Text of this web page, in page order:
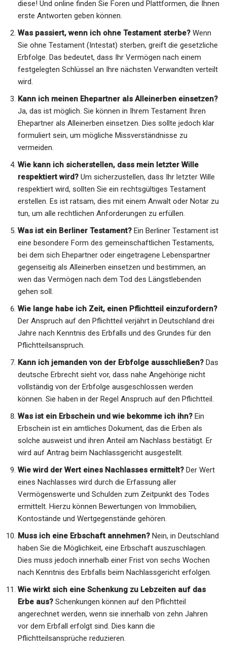
diese! Und online finden Sie Foren und Plattformen, die Ihnen
erste Antworten geben können.
Was passiert, wenn ich ohne Testament sterbe? Wenn
Sie ohne Testament (Intestat) sterben, greift die gesetzliche
Erbfolge. Das bedeutet, dass Ihr Vermögen nach einem
festgelegten Schlüssel an Ihre nächsten Verwandten verteilt
wird.
Kann ich meinen Ehepartner als Alleinerben einsetzen?
Ja, das ist möglich. Sie können in Ihrem Testament Ihren
Ehepartner als Alleinerben einsetzen. Dies sollte jedoch klar
formuliert sein, um mögliche Missverständnisse zu
vermeiden.
Wie kann ich sicherstellen, dass mein letzter Wille
respektiert wird? Um sicherzustellen, dass Ihr letzter Wille
respektiert wird, sollten Sie ein rechtsgültiges Testament
erstellen. Es ist ratsam, dies mit einem Anwalt oder Notar zu
tun, um alle rechtlichen Anforderungen zu erfüllen.
Was ist ein Berliner Testament? Ein Berliner Testament ist
eine besondere Form des gemeinschaftlichen Testaments,
bei dem sich Ehepartner oder eingetragene Lebenspartner
gegenseitig als Alleinerben einsetzen und bestimmen, an
wen das Vermögen nach dem Tod des Längstlebenden
gehen soll.
Wie lange habe ich Zeit, einen Pflichtteil einzufordern?
Der Anspruch auf den Pflichtteil verjährt in Deutschland drei
Jahre nach Kenntnis des Erbfalls und des Grundes für den
Pflichtteilsanspruch.
Kann ich jemanden von der Erbfolge ausschließen? Das
deutsche Erbrecht sieht vor, dass nahe Angehörige nicht
vollständig von der Erbfolge ausgeschlossen werden
können. Sie haben in der Regel Anspruch auf den Pflichtteil.
Was ist ein Erbschein und wie bekomme ich ihn? Ein
Erbschein ist ein amtliches Dokument, das die Erben als
solche ausweist und ihren Anteil am Nachlass bestätigt. Er
wird auf Antrag beim Nachlassgericht ausgestellt.
Wie wird der Wert eines Nachlasses ermittelt? Der Wert
eines Nachlasses wird durch die Erfassung aller
Vermögenswerte und Schulden zum Zeitpunkt des Todes
ermittelt. Hierzu können Bewertungen von Immobilien,
Kontostände und Wertgegenstände gehören.
Muss ich eine Erbschaft annehmen? Nein, in Deutschland
haben Sie die Möglichkeit, eine Erbschaft auszuschlagen.
Dies muss jedoch innerhalb einer Frist von sechs Wochen
nach Kenntnis des Erbfalls beim Nachlassgericht erfolgen.
Wie wirkt sich eine Schenkung zu Lebzeiten auf das
Erbe aus? Schenkungen können auf den Pflichtteil
angerechnet werden, wenn sie innerhalb von zehn Jahren
vor dem Erbfall erfolgt sind. Dies kann die
Pflichtteilsansprüche reduzieren.